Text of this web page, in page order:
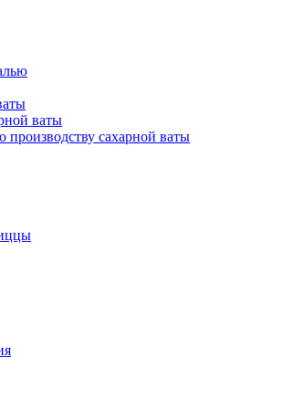
ваты
сахарной ваты